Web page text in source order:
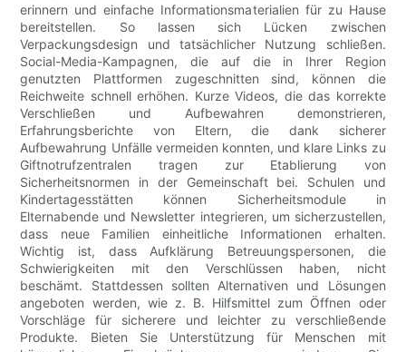
erinnern und einfache Informationsmaterialien für zu Hause
bereitstellen. So lassen sich Lücken zwischen
Verpackungsdesign und tatsächlicher Nutzung schließen.
Social-Media-Kampagnen, die auf die in Ihrer Region
genutzten Plattformen zugeschnitten sind, können die
Reichweite schnell erhöhen. Kurze Videos, die das korrekte
Verschließen und Aufbewahren demonstrieren,
Erfahrungsberichte von Eltern, die dank sicherer
Aufbewahrung Unfälle vermeiden konnten, und klare Links zu
Giftnotrufzentralen tragen zur Etablierung von
Sicherheitsnormen in der Gemeinschaft bei. Schulen und
Kindertagesstätten können Sicherheitsmodule in
Elternabende und Newsletter integrieren, um sicherzustellen,
dass neue Familien einheitliche Informationen erhalten.
Wichtig ist, dass Aufklärung Betreuungspersonen, die
Schwierigkeiten mit den Verschlüssen haben, nicht
beschämt. Stattdessen sollten Alternativen und Lösungen
angeboten werden, wie z. B. Hilfsmittel zum Öffnen oder
Vorschläge für sicherere und leichter zu verschließende
Produkte. Bieten Sie Unterstützung für Menschen mit